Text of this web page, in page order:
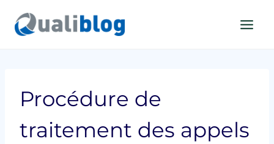
contenu
Procédure de
traitement des appels